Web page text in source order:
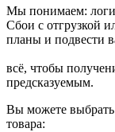
Мы понимаем:
Сбои с отгрузкой
планы и
всё, чтобы
предсказуемым.
Вы можете выбрать
товара: